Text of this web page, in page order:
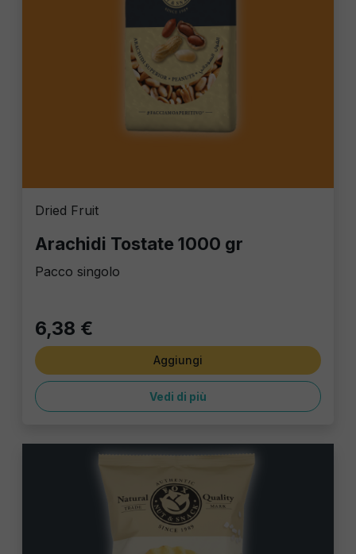
Dried Fruit
Arachidi Tostate 1000 gr
Pacco singolo
6,38 €
Aggiungi
Vedi di più